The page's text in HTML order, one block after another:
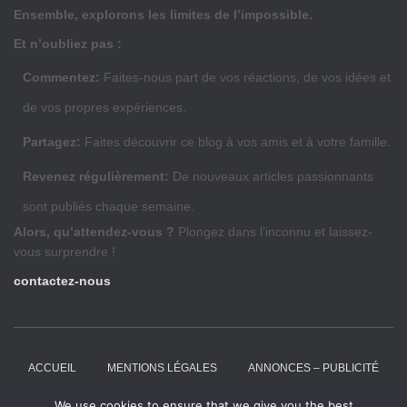
Ensemble, explorons les limites de l’impossible.
Et n’oubliez pas :
Commentez: Faites-nous part de vos réactions, de vos idées et
de vos propres expériences.
Partagez: Faites découvrir ce blog à vos amis et à votre famille.
Revenez régulièrement: De nouveaux articles passionnants
sont publiés chaque semaine.
Alors, qu’attendez-vous ? Plongez dans l’inconnu et laissez-
vous surprendre !
contactez-nous
ACCUEIL MENTIONS LÉGALES ANNONCES – PUBLICITÉ